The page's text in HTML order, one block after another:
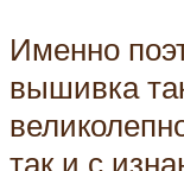
Именно
вышивка
так и с